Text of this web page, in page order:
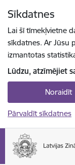
Sīkdatnes
Lai šī tīmekļvietne
sīkdatnes. Ar Jūsu
izmantotas
Lūdzu, atzīmējiet
Noraidīt
Pārvaldīt sīkdatnes